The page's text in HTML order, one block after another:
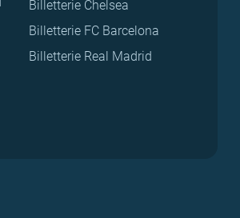
Billetterie Chelsea
Billetterie FC Barcelona
Billetterie Real Madrid